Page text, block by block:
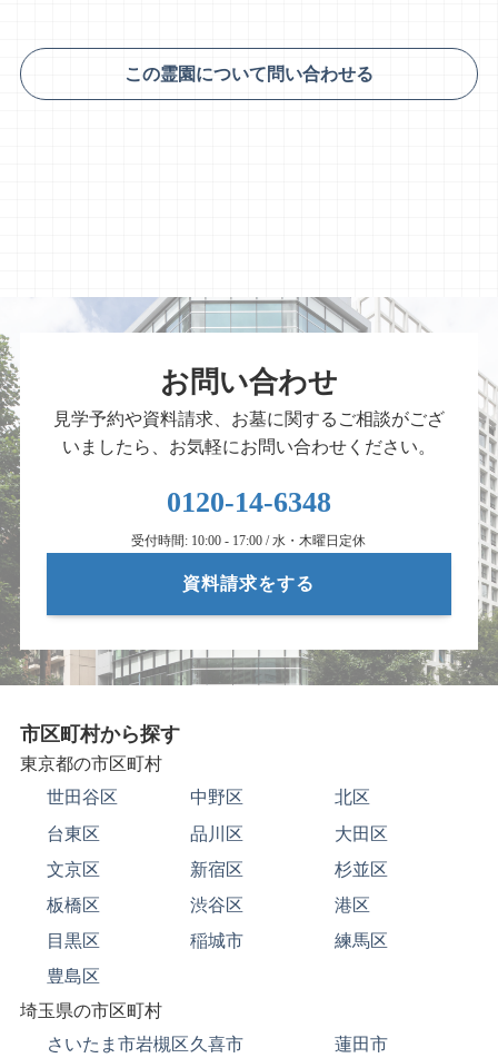
この霊園について問い合わせる
お問い合わせ
見学予約や資料請求、お墓に関するご相談がござ
いましたら、お気軽にお問い合わせください。
0120-14-6348
受付時間: 10:00 - 17:00 / 水・木曜日定休
資料請求をする
市区町村から探す
東京都の市区町村
世田谷区
中野区
北区
台東区
品川区
大田区
文京区
新宿区
杉並区
板橋区
渋谷区
港区
目黒区
稲城市
練馬区
豊島区
埼玉県の市区町村
さいたま市岩槻区久喜市
蓮田市